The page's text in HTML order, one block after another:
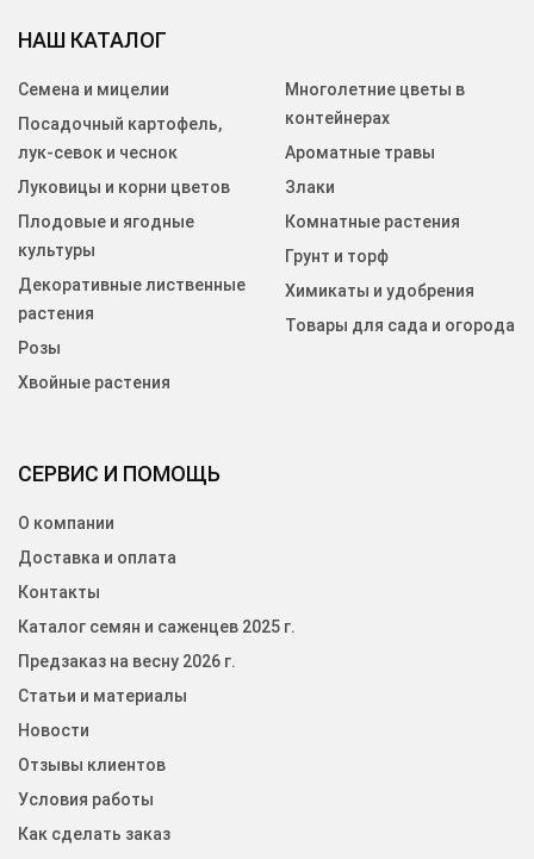
СЕРВИС И ПОМОЩЬ
О компании
Доставка и оплата
Контакты
Каталог семян и саженцев 2025 г.
Предзаказ на весну 2026 г.
Статьи и материалы
Новости
Отзывы клиентов
Условия работы
Как сделать заказ
НАШ КАТАЛОГ
Семена и мицелии
Посадочный картофель,
лук-севок и чеснок
Луковицы и корни цветов
Плодовые и ягодные
культуры
Декоративные лиственные
растения
Розы
Хвойные растения
Многолетние цветы в
контейнерах
Ароматные травы
Злаки
Комнатные растения
Грунт и торф
Химикаты и удобрения
Товары для сада и огорода